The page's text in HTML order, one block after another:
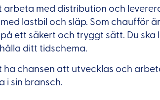
arbeta med distribution och
lastbil och släp. Som chaufför
ett säkert och tryggt sätt. Du ska
ditt tidschema.
ha chansen att utvecklas och
i sin bransch.